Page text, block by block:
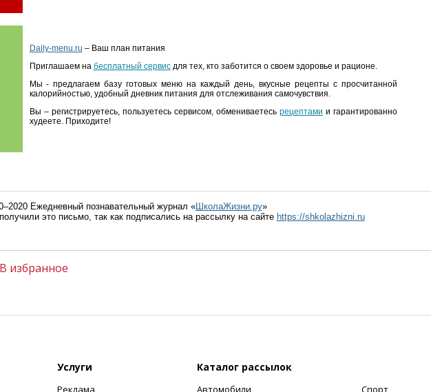
Daily-menu.ru – Ваш план питания
Приглашаем на бесплатный сервисдля тех, кто заботится о своем здоровье и рационе.
Мы - предлагаем базу готовых меню на каждый день, вкусные рецепты с просчитанной
калорийностью, удобный дневник питания для отслеживания самочувствия.
Вы – регистрируетесь, пользуетесь сервисом, обмениваетесь рецептами и гарантированно
худеете. Приходите!
Ежедневный познавательный журнал «ШколаЖизни.ру»
это письмо, так как подписались на рассылку на сайте https://shkolazhizni.ru
В избранное
Услуги
Реклама
Каталог рассылок
Автомобили Спорт